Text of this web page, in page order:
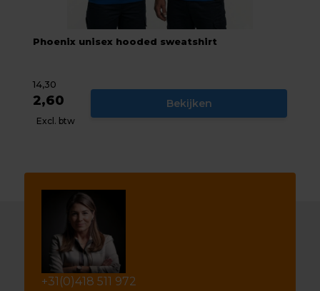
Phoenix unisex hooded sweatshirt
14,30
2,60
Excl. btw
Bekijken
+31(0)418 511 972